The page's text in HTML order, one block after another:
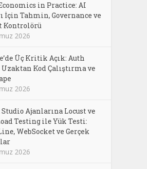
in Practice: AI
İçin Tahmin, Governance ve
Kontrolörü
2026
Üç Kritik Açık: Auth
Uzaktan Kod Çalıştırma ve
2026
Ajanlarına Locust ve
Testing ile Yük Testi:
WebSocket ve Gerçek
2026